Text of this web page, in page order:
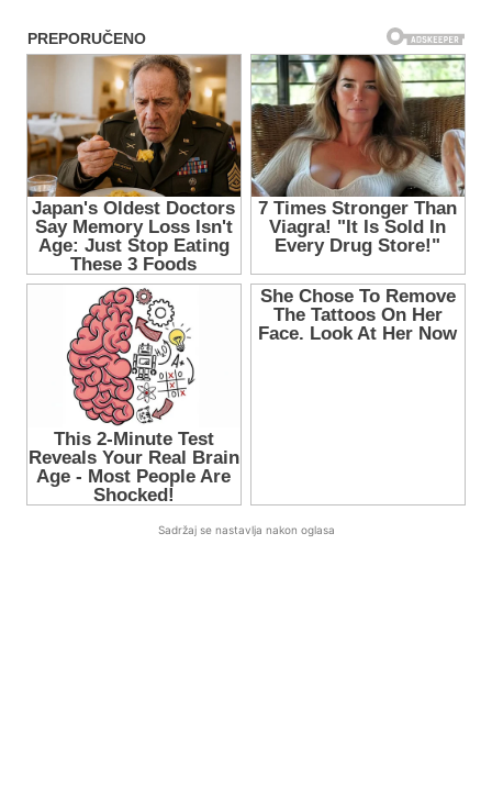
Sadržaj se nastavlja nakon oglasa